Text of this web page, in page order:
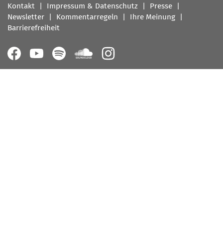
Fußbereichsmenü
Kontakt Impressum & Datenschutz
Presse
Newsletter
Kommentarregeln
Ihre Meinung
Barrierefreiheit
Follow
us